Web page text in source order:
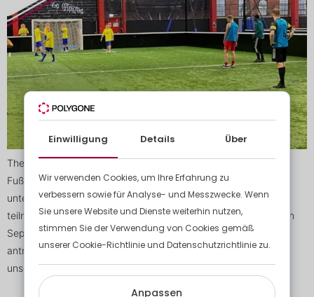
The Loft Wettbewerb In Polygone hat sich eine interne
Fußballmannschaft gebildet, die an einem
unternehmensübergreifenden Wettbewerb namens THE LOFT
teilnimmt.In diesem Wettbewerb werden 40 Mannschaften von
September 2022 bis Juni 2023 im 5v5-Modus gegeneinander
antreten.In den ersten Spielen wird die Liga festgelegt, in der
unsere Mannschaft spielen wird (Elite, Liga 1, Liga […]
Einwilligung Details Über
Wir verwenden Cookies, um Ihre Erfahrung zu
verbessern sowie für Analyse- und Messzwecke. Wenn
Sie unsere Website und Dienste weiterhin nutzen,
stimmen Sie der Verwendung von Cookies gemäß
unserer Cookie-Richtlinie und Datenschutzrichtlinie zu.
Anpassen